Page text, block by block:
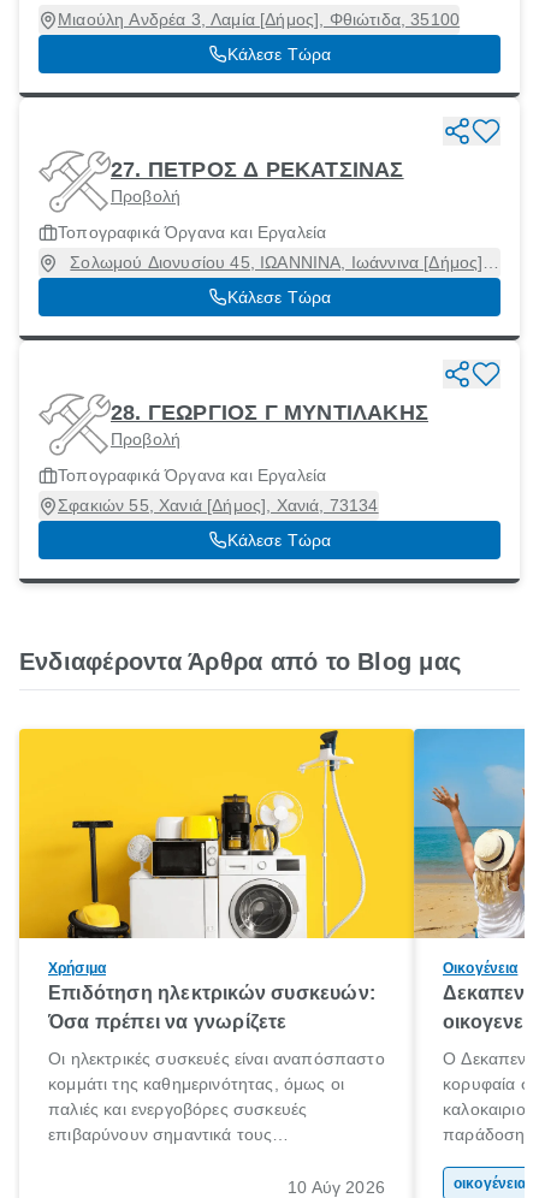
Μιαούλη Ανδρέα 3, Λαμία [Δήμος], Φθιώτιδα, 35100
Κάλεσε Τώρα
27. ΠΕΤΡΟΣ Δ ΡΕΚΑΤΣΙΝΑΣ
Προβολή
Τοπογραφικά Όργανα και Εργαλεία
Σολωμού Διονυσίου 45, ΙΩΑΝΝΙΝΑ, Ιωάννινα [Δήμος],
Ιωάννινα, 45221
Κάλεσε Τώρα
28. ΓΕΩΡΓΙΟΣ Γ ΜΥΝΤΙΛΑΚΗΣ
Προβολή
Τοπογραφικά Όργανα και Εργαλεία
Σφακιών 55, Χανιά [Δήμος], Χανιά, 73134
Κάλεσε Τώρα
Ενδιαφέροντα Άρθρα από το Blog μας
Χρήσιμα
Επιδότηση ηλεκτρικών συσκευών:
Όσα πρέπει να γνωρίζετε
Οι ηλεκτρικές συσκευές είναι αναπόσπαστο
κομμάτι της καθημερινότητας, όμως οι
παλιές και ενεργοβόρες συσκευές
επιβαρύνουν σημαντικά τους
Εδώ ακριβώς έρχεται να βοηθήσει η10 Αύγ 2026
Οικογένεια
Ο
κορυφαία
παράδοση με
χώρας. Είτε